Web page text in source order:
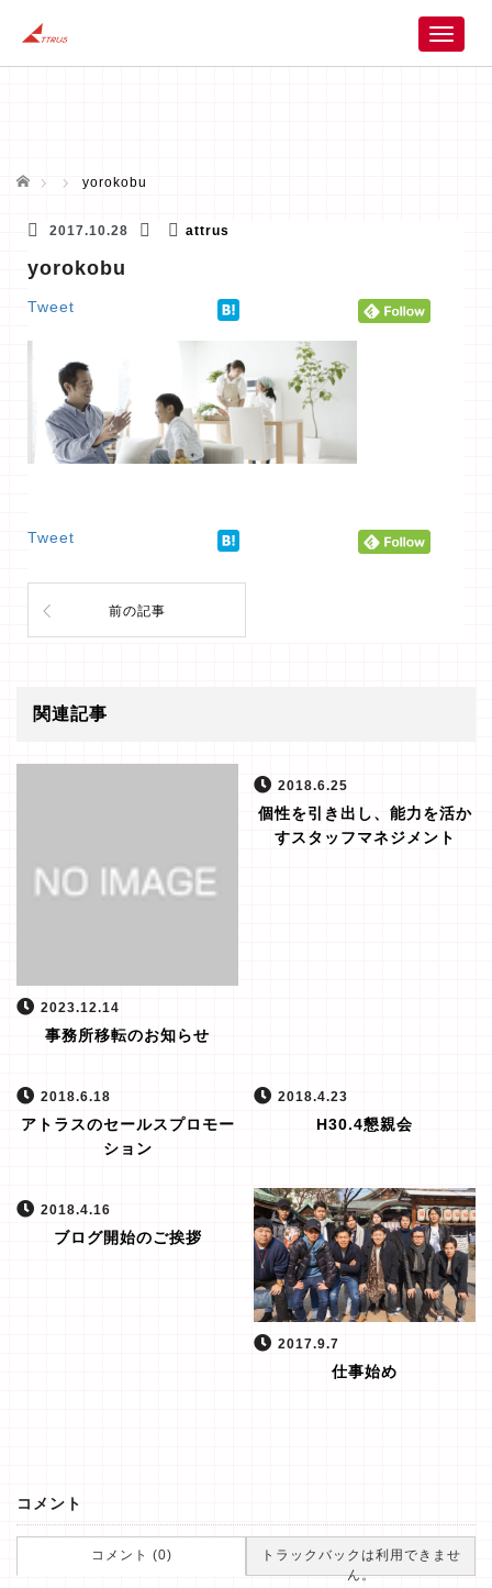
T
ホーム yorokobu
2017.10.28 attrus
yorokobu
Tweet
Tweet
前の記事
関連記事
2023.12.14
事務所移転のお知らせ
2018.6.25
個性を引き出し、能力を活か
すスタッフマネジメント
2018.6.18
アトラスのセールスプロモー
ション
2018.4.23
H30.4懇親会
2018.4.16
ブログ開始のご挨拶
2017.9.7
仕事始め
コメント
コメント (0)
トラックバックは利用できませ
ん。